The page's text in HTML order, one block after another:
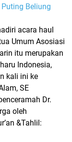
Beliung
acara haul
Umum Asosiasi
itu merupakan
Indonesia,
kali ini ke
SE
Dr.
oleh
&Tahlil: